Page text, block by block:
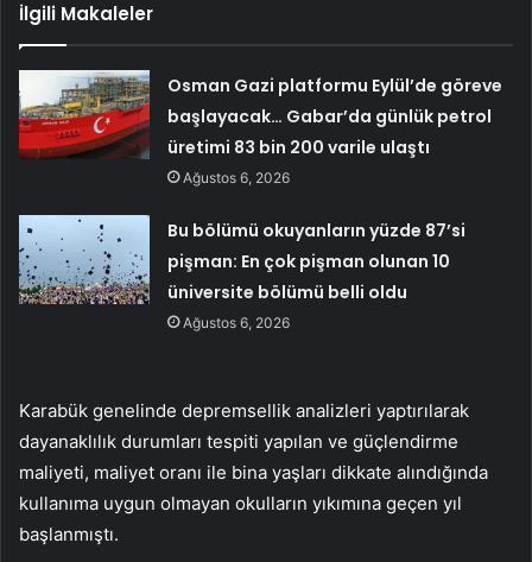
İlgili Makaleler
Osman Gazi platformu Eylül’de göreve
başlayacak… Gabar’da günlük petrol
üretimi 83 bin 200 varile ulaştı
Ağustos 6, 2026
Bu bölümü okuyanların yüzde 87’si
pişman: En çok pişman olunan 10
üniversite bölümü belli oldu
Ağustos 6, 2026
Karabük genelinde depremsellik analizleri yaptırılarak
dayanaklılık durumları tespiti yapılan ve güçlendirme
maliyeti, maliyet oranı ile bina yaşları dikkate alındığında
kullanıma uygun olmayan okulların yıkımına geçen yıl
başlanmıştı.